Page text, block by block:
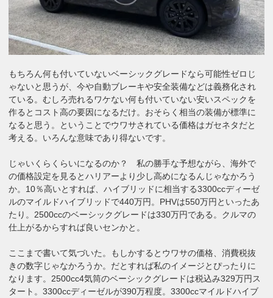
もちろん何も付いていないベーシックグレードなら可能性ゼロじ
ゃないと思うが、今や自動ブレーキや安全装備などは義務化され
ている。むしろ売れるワケない何も付いていない安いスペックを
作るとコスト高の要因になるだけ。おそらく相当の装備が標準に
なると思う。ということでウワサされている価格はガセネタだと
考える。いろんな意味であり得ないです。
じゃいくらくらいになるのか？ 私の勝手な予想ながら、海外で
の価格設定を見るとハリアーより少し高めになるんじゃなかろう
か。10％高いとすれば、ハイブリッドに相当する3300ccディーゼ
ルのマイルドハイブリッドで440万円。PHVは550万円といったあ
たり。2500ccのベーシックグレードは330万円である。クルマの
仕上がるからすれば良いセンかと。
ここまで書いて気づいた。もしかするとウワサの価格、消費税抜
きの数字じゃなかろうか。だとすれば私のイメージとぴったりに
なります。2500cc4気筒のベーシックグレードは税込み329万円ス
タート。3300ccディーゼルが390万程度。3300ccマイルドハイブ